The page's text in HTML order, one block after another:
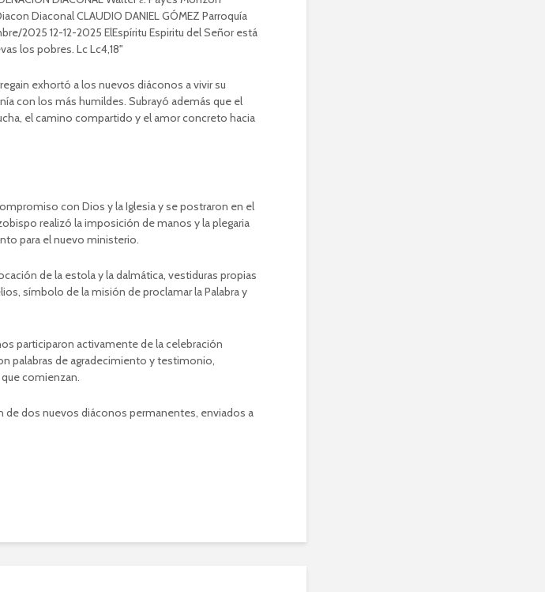
exhortó a los nuevos diáconos a vivir su
con los más humildes. Subrayó además que el
el camino compartido y el amor concreto hacia
con Dios y la Iglesia y se postraron en el
realizó la imposición de manos y la plegaria
para el nuevo ministerio.
de la estola y la dalmática, vestiduras propias
símbolo de la misión de proclamar la Palabra y
participaron activamente de la celebración
palabras de agradecimiento y testimonio,
comienzan.
de dos nuevos diáconos permanentes, enviados a